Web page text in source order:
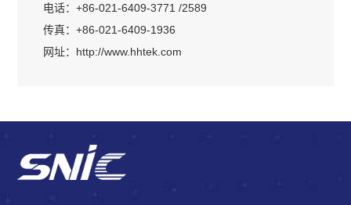
电话：+86-021-6409-3771 /2589
传真：+86-021-6409-1936
网址： http://www.hhtek.com